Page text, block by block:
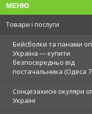
Товари і послуги
Бейсболки та панами
Україна — купити
безпосередньо від
постачальника (Одеса
Сонцезахисні окуляри
Україні